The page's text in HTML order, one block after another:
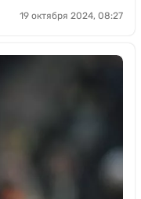
19 октября 2024, 08:27